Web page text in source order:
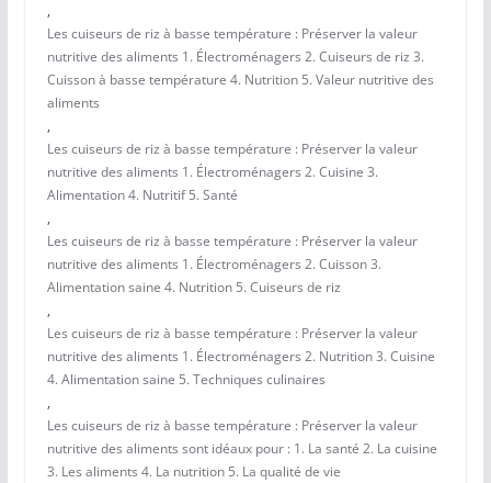
,
Les cuiseurs de riz à basse température : Préserver la valeur
nutritive des aliments 1. Électroménagers 2. Cuiseurs de riz 3.
Cuisson à basse température 4. Nutrition 5. Valeur nutritive des
aliments
,
Les cuiseurs de riz à basse température : Préserver la valeur
nutritive des aliments 1. Électroménagers 2. Cuisine 3.
Alimentation 4. Nutritif 5. Santé
,
Les cuiseurs de riz à basse température : Préserver la valeur
nutritive des aliments 1. Électroménagers 2. Cuisson 3.
Alimentation saine 4. Nutrition 5. Cuiseurs de riz
,
Les cuiseurs de riz à basse température : Préserver la valeur
nutritive des aliments 1. Électroménagers 2. Nutrition 3. Cuisine
4. Alimentation saine 5. Techniques culinaires
,
Les cuiseurs de riz à basse température : Préserver la valeur
nutritive des aliments sont idéaux pour : 1. La santé 2. La cuisine
3. Les aliments 4. La nutrition 5. La qualité de vie